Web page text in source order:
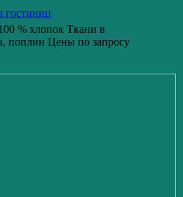
гостиниц
% хлопок Ткани в
поплин Цены по запросу